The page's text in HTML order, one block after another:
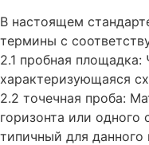
В настоящем
термины с
2.1 пробная
характеризующаяся
2.2 точечная проба:
горизонта или одного
типичный для данного